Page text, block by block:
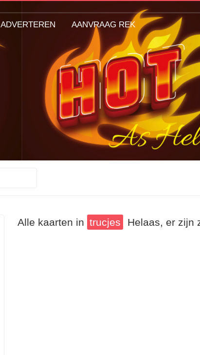
Alle kaarten in trucjes Helaas, er zijn
ADVERTEREN AANVRAAG REK